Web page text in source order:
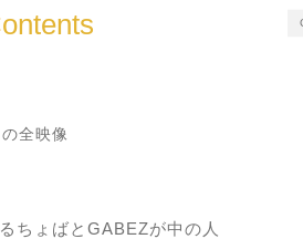
全映像
ちょばとGABEZが中の人